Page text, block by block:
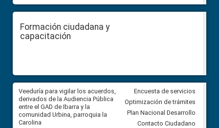
Formación ciudadana y
capacitación
Veeduría para vigilar los acuerdos,
derivados de la Audiencia Pública
entre el GAD de Ibarra y la
comunidad Urbina, parroquia la
Carolina
CPCCS convoca a Veeduría
Ciudadana para vigilar el
Encuesta de servicios
Optimización de trámites
Plan Nacional Desarrollo
Contacto Ciudadano